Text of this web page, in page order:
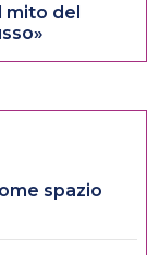
mito del
spazio